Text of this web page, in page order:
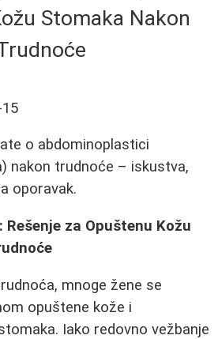
Stomaka Nakon
o abdominoplastici
nakon trudnoće – iskustva,
oporavak.
za Opuštenu Kožu
mnoge žene se
opuštene kože i
Iako redovno vežbanje